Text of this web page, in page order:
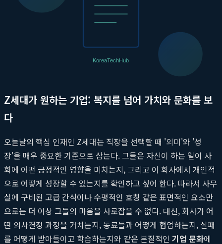
전과 가치를 공유하며 함께 성장할 수 있는 파트너를 찾는 여정이
다. 이 여정의 첫 단추는 바로 '진정성 있는 EVP'를 통해 우리 회사
의 매력을 제대로 어필하는 것이다. EVP가 부재하거나 잘못 설정
Z세대가 원하는 기업: 복지를 넘어 가치와 문화를 보
다
오늘날의 핵심 인재인 Z세대는 직장을 선택할 때 '의미'와 '성
장'을 매우 중요한 기준으로 삼는다. 그들은 자신이 하는 일이 사
회에 어떤 긍정적인 영향을 미치는지, 그리고 이 회사에서 개인적
으로 어떻게 성장할 수 있는지를 확인하고 싶어 한다. 따라서 사무
실에 구비된 고급 간식이나 수평적인 호칭 같은 표면적인 요소만
으로는 더 이상 그들의 마음을 사로잡을 수 없다. 대신, 회사가 어
떤 의사결정 과정을 거치는지, 동료들과 어떻게 협업하는지, 실패
를 어떻게 받아들이고 학습하는지와 같은 본질적인 기업 문화에